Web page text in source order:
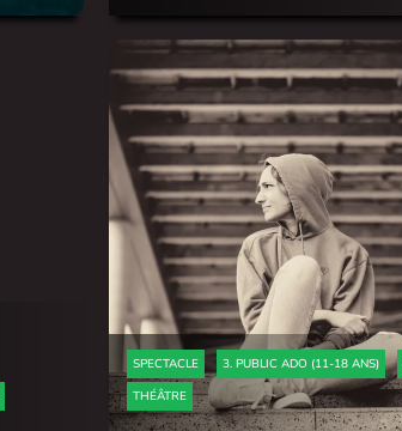
SPECTACLE 3. PUBLIC ADO (11-18 ANS)
THÉÂTRE